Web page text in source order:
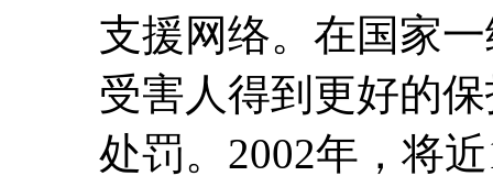
支援网络。在国家
受害人得到更好的
处罚。2002年，将